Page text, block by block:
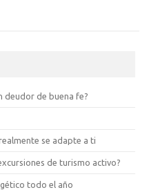
deudor de buena fe?
se adapte a ti
de turismo activo?
todo el año